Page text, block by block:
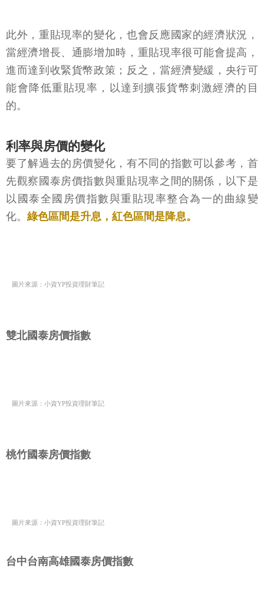
此外，重貼現率的變化，也會反應國家的經濟狀況，
當經濟增長、通膨增加時，重貼現率很可能會提高，
進而達到收緊貨幣政策；反之，當經濟變緩，央行可
能會降低重貼現率，以達到擴張貨幣刺激經濟的目
的。
利率與房價的變化
要了解過去的房價變化，有不同的指數可以參考，首
先觀察國泰房價指數與重貼現率之間的關係，以下是
以國泰全國房價指數與重貼現率整合為一的曲線變
化。 綠色區間是升息，紅色區間是降息。
圖片來源：小資YP投資理財筆記
雙北國泰房價指數
圖片來源：小資YP投資理財筆記
桃竹國泰房價指數
圖片來源：小資YP投資理財筆記
台中台南高雄國泰房價指數